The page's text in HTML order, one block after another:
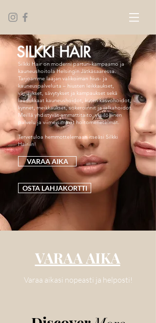
SILKKI HAIR
Silkki Hair on moderni parturi-kampaamo ja
kauneushoitola Helsingin Jätkäsaaressa.
Tarjoamme laajan valikoiman hius- ja
kauneuspalveluita – hiusten leikkaukset,
värjäykset, sävytykset ja kampaukset sekä
laadukkaat kauneushoidot, kuten kasvohoidot,
kynnet, meikkaukset, sokeroinnit ja jalkahoidot.
Meillä yhdistyvät ammattitaito, yksilöllinen
palvelu ja viimeisimmät hoitomenetelmät.
Tervetuloa hemmottelemaan itseäsi Silkki
Hairiin!
VARAA AIKA
OSTA LAHJAKORTTI
VARAA AIKA
Varaa aikasi nopeasti ja helposti!